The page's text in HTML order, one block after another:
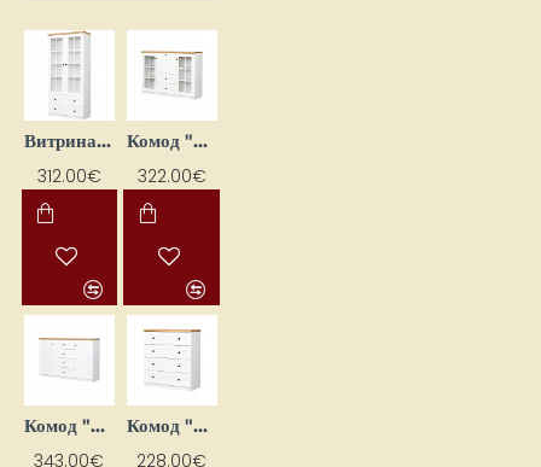
Витрина "Toskania" 90x190x44
312.00€
Комод "Toskania" 134x99x44
322.00€
Комод "Toskania" 150x99x44
343.00€
Комод "Toskania" 90x99x44
228.00€